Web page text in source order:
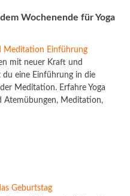
Wochenende für Yoga
Meditation Einführung
mit neuer Kraft und
du eine Einführung in die
Meditation. Erfahre Yoga
Meditation,
Geburtstag